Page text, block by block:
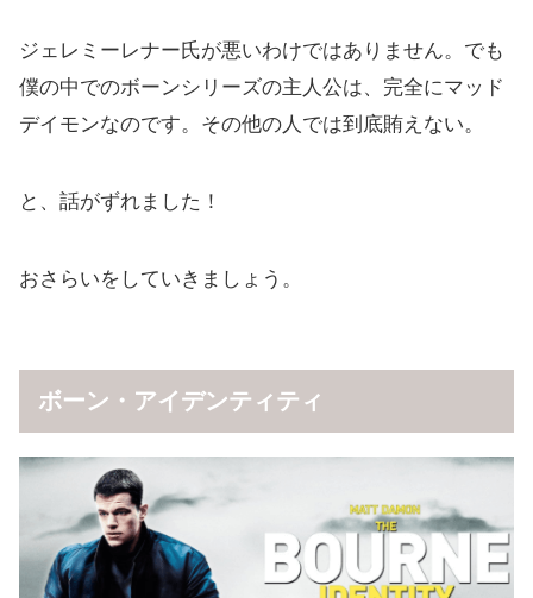
ジェレミーレナー氏が悪いわけではありません。でも
僕の中でのボーンシリーズの主人公は、完全にマッド
デイモンなのです。その他の人では到底賄えない。
と、話がずれました！
おさらいをしていきましょう。
ボーン・アイデンティティ